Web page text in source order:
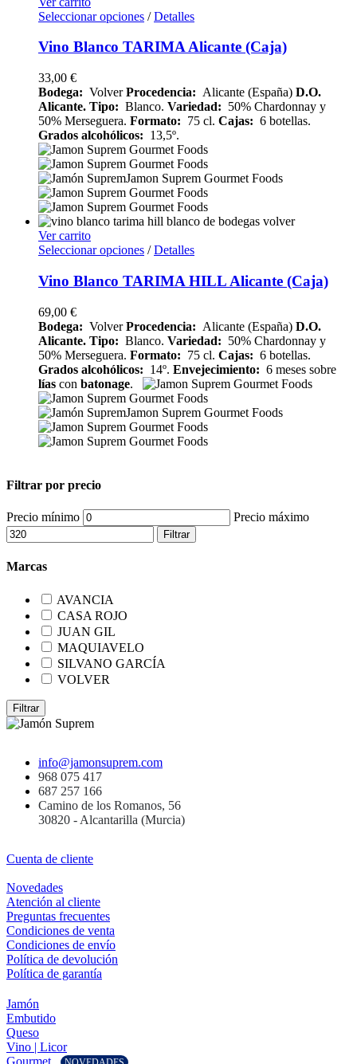
Seleccionar opciones / Detalles
Vino Blanco TARIMA Alicante (Caja)
33,00 €
Bodega: VolverProcedencia: Alicante (España) D.O.
Alicante. Tipo: Blanco. Variedad: 50% Chardonnay y
50% Merseguera. Formato: 75 cl. Cajas: 6 botellas.
Grados alcohólicos: 13,5º.
Ver carrito
Seleccionar opciones / Detalles
Vino Blanco TARIMA HILL Alicante (Caja)
69,00 €
Bodega: VolverProcedencia: Alicante (España) D.O.
Alicante. Tipo: Blanco. Variedad: 50% Chardonnay y
50% Merseguera. Formato: 75 cl. Cajas: 6 botellas.
Grados alcohólicos: 14º. Envejecimiento: 6 meses sobre
lías con batonage.
Filtrar por precio
Precio mínimo Precio máximo
Filtrar
Marcas
AVANCIA
CASA ROJO
JUAN GIL
MAQUIAVELO
SILVANO GARCÍA
VOLVER
Filtrar
info@jamonsuprem.com
968 075 417
687 257 166
Camino de los Romanos, 56
30820 - Alcantarilla (Murcia)
Cuenta de cliente
Novedades
Atención al cliente
Preguntas frecuentes
Condiciones de venta
Condiciones de envío
Política de devolución
Política de garantía
Jamón
Embutido
Queso
Vino | Licor
Gourmet